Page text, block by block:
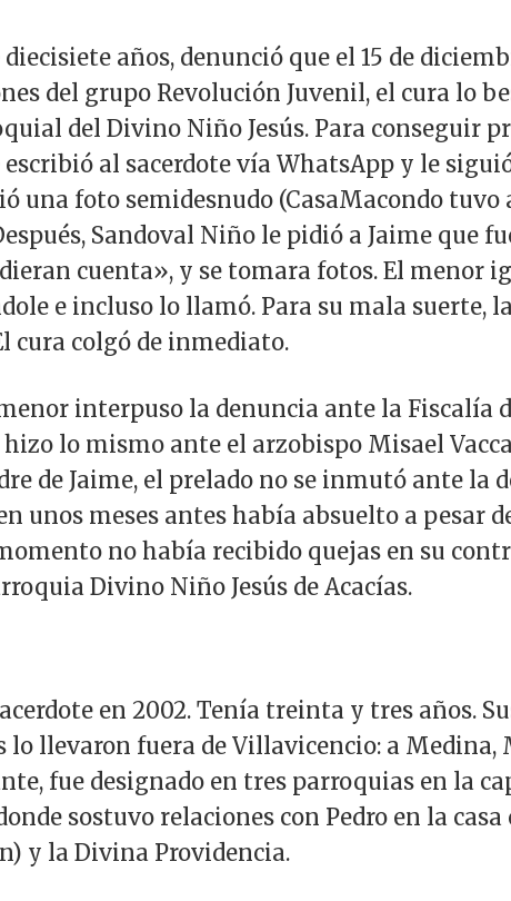
años, denunció que el 15 de
del grupo Revolución Juvenil, el cura lo
del Divino Niño Jesús. Para conseguir
al sacerdote vía WhatsApp y le
una foto semidesnudo (CasaMacondo tuvo
Sandoval Niño le pidió a Jaime que
cuenta», y se tomara fotos. El menor
e incluso lo llamó. Para su mala suerte,
cura colgó de inmediato.
interpuso la denuncia ante la Fiscalía
lo mismo ante el arzobispo Misael
de Jaime, el prelado no se inmutó ante la
unos meses antes había absuelto a pesar
no había recibido quejas en su
Divino Niño Jesús de Acacías.
en 2002. Tenía treinta y tres años.
llevaron fuera de Villavicencio: a Medina,
fue designado en tres parroquias en la
sostuvo relaciones con Pedro en la casa
y la Divina Providencia.